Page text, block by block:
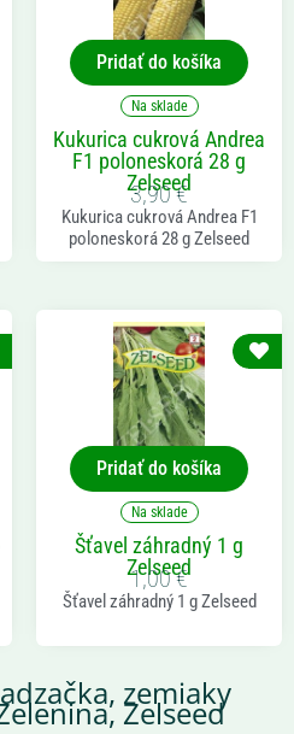
Pridať do košíka
Na sklade
Kukurica cukrová Andrea
F1 poloneskorá 28 g
Zelseed
3,90€
Kukurica cukrová Andrea F1
poloneskorá 28 g Zelseed
Pridať do košíka
Na sklade
Šťavel záhradný 1 g
Zelseed
1,00€
Šťavel záhradný 1 g Zelseed
zemiaky
, Zelseed